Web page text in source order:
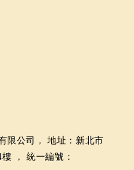
限公司， 地址：新北市
， 統一編號：